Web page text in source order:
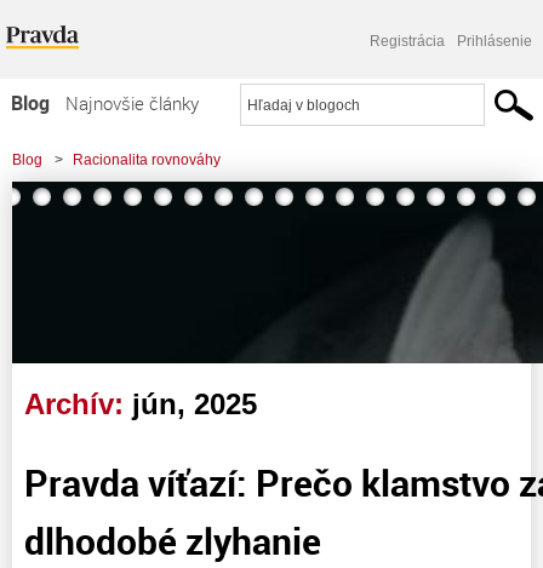
Registrácia Prihlásenie
Blog
Najnovšie články
Najčítanejšie články
Najkomentovanejšie články
Blog > Racionalita rovnováhy
Archív: jún, 2025
Pravda víťazí: Prečo klamstvo
dlhodobé zlyhanie